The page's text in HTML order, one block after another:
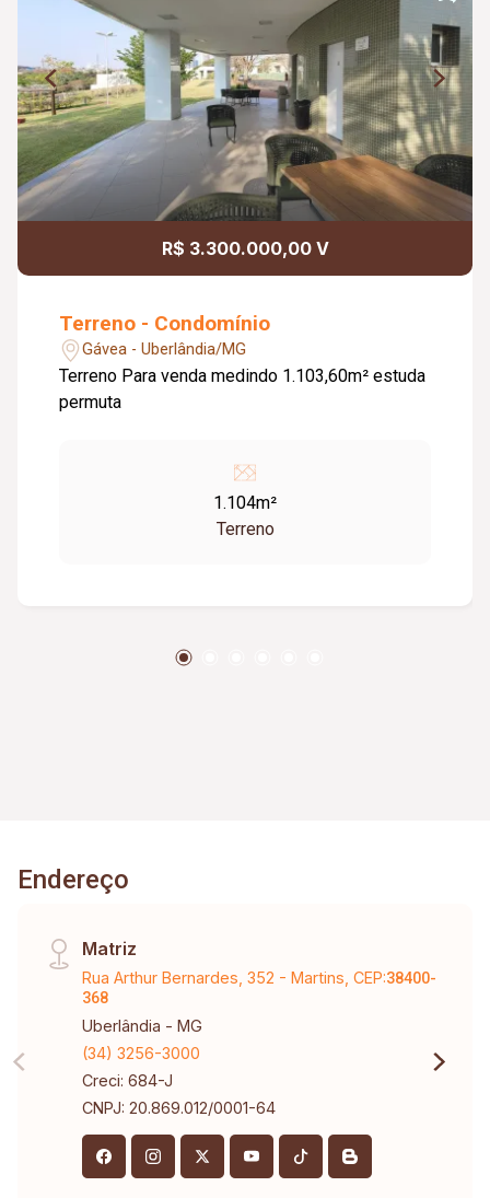
R$ 3.300.000,00 V
Terreno - Condomínio
Gávea - Uberlândia/MG
Terreno Para venda medindo 1.103,60m² estuda
permuta
1.104m²
Terreno
Endereço
Matriz
Rua Arthur Bernardes, 352 - Martins, CEP:38400-
368
Uberlândia - MG
(34) 3256-3000
Creci: 684-J
CNPJ: 20.869.012/0001-64